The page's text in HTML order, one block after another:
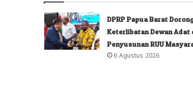
DPRP Papua Barat
Keterlibatan Dewan Adat
Penyusunan RUU
6 Agustus 2026